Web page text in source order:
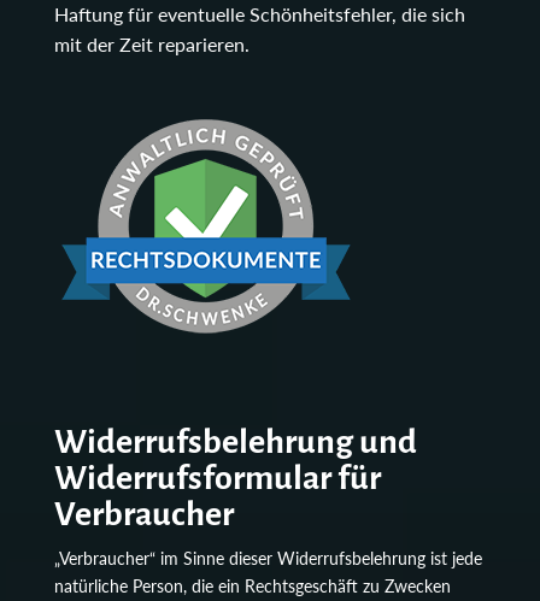
Haftung für eventuelle Schönheitsfehler, die sich
mit der Zeit reparieren.
Widerrufsbelehrung und
Widerrufsformular für
Verbraucher
„Verbraucher“ im Sinne dieser Widerrufsbelehrung ist jede
natürliche Person, die ein Rechtsgeschäft zu Zwecken